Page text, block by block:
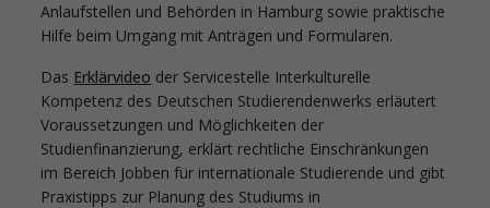
Anlaufstellen und Behörden in Hamburg sowie praktische
Hilfe beim Umgang mit Anträgen und Formularen.
Das Erklärvideo der Servicestelle Interkulturelle
Kompetenz des Deutschen Studierendenwerks erläutert
Voraussetzungen und Möglichkeiten der
Studienfinanzierung, erklärt rechtliche Einschränkungen
im Bereich Jobben für internationale Studierende und gibt
Praxistipps zur Planung des Studiums in